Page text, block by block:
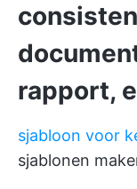
rapport,
sjabloon voor
sjablonen